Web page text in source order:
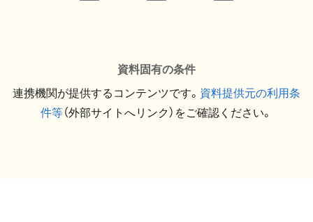
資料固有の条件
連携機関が提供するコンテンツです。 資料提供元の利用条
件等（外部サイトへリンク）をご確認ください。